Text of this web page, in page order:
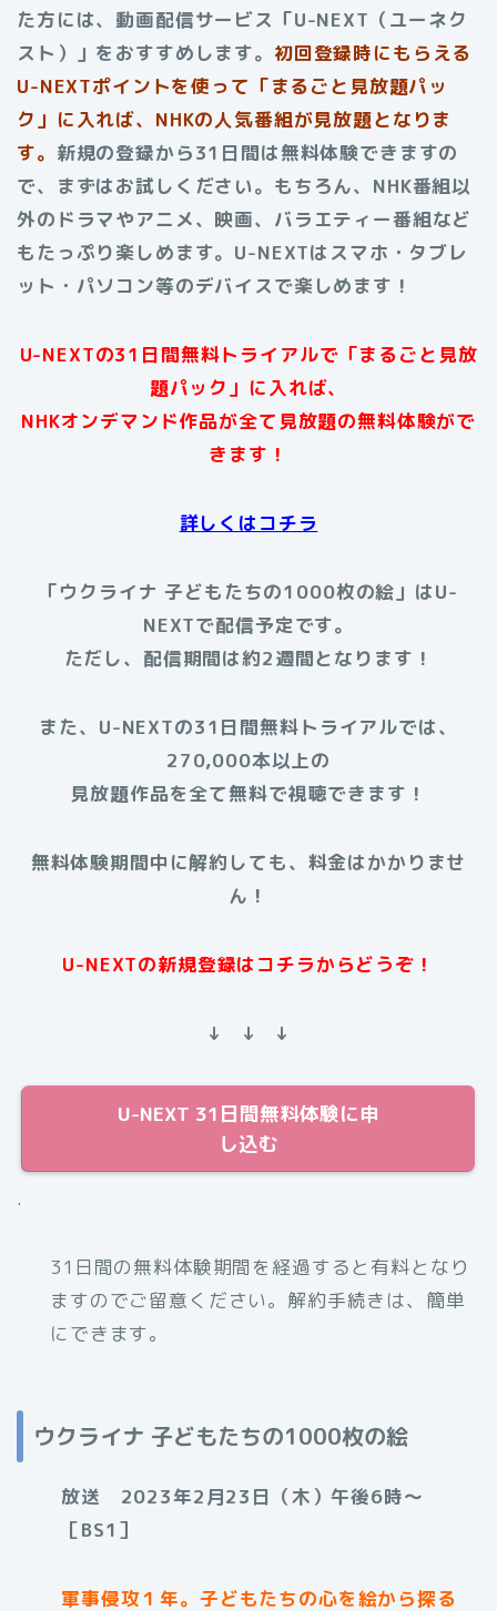
た方には、動画配信サービス「U-NEXT（ユーネク
スト）」をおすすめします。 初回登録時にもらえる
U-NEXTポイントを使って「まるごと見放題パッ
ク」に入れば、NHKの人気番組が見放題となりま
す。 新規の登録から31日間は無料体験できますの
で、まずはお試しください。もちろん、NHK番組以
外のドラマやアニメ、映画、バラエティー番組など
もたっぷり楽しめます。U-NEXTはスマホ・タブレ
ット・パソコン等のデバイスで楽しめます！
U-NEXTの31日間無料トライアルで「まるごと見放
題パック」に入れば、
NHKオンデマンド作品が全て見放題の無料体験がで
きます！
詳しくはコチラ
「ウクライナ 子どもたちの1000枚の絵」はU-
NEXTで配信予定です。
ただし、配信期間は約2週間となります！
また、U-NEXTの31日間無料トライアルでは、
270,000本以上の
見放題作品を全て無料で視聴できます！
無料体験期間中に解約しても、料金はかかりませ
ん！
U-NEXTの新規登録はコチラからどうぞ！
↓ ↓ ↓
U-NEXT 31日間無料体験に申
し込む
.
31日間の無料体験期間を経過すると有料となり
ますのでご留意ください。解約手続きは、簡単
にできます。
ウクライナ 子どもたちの1000枚の絵
放送 2023年2月23日（木）午後6時〜
［BS1］
軍事侵攻１年。子どもたちの心を絵から探る